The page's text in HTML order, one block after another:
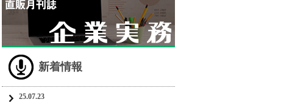
新着情報
25.07.23